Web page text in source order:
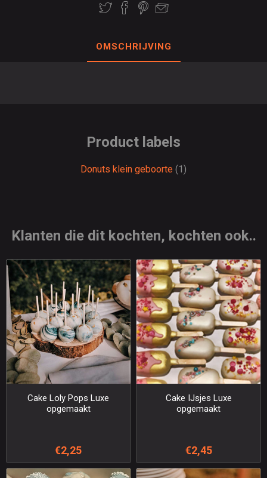
OMSCHRIJVING
Product labels
Donuts klein geboorte (1)
Klanten die dit kochten, kochten ook..
Cake Loly Pops Luxe
opgemaakt
€2,25
Cake IJsjes Luxe
opgemaakt
€2,45